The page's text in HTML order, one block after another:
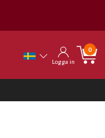
Logga in
0